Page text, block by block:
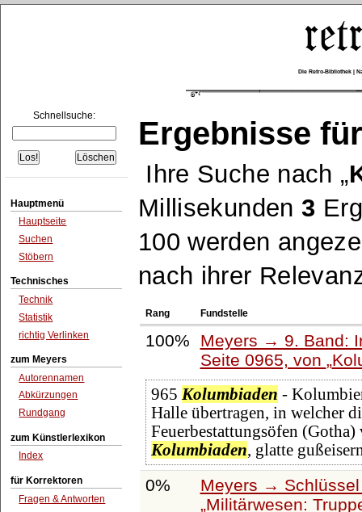
Die Retro-Bibliothek |
Schnellsuche:
Hauptmenü
Hauptseite
Suchen
Stöbern
Technisches
Technik
Statistik
richtig Verlinken
zum Meyers
Autorennamen
Abkürzungen
Rundgang
zum Künstlerlexikon
Index
für Korrektoren
Fragen & Antworten
Ergebnisse
Ihre Suche nach
Millisekunden3
100 werden
nach ihrer
Rang Fundstelle
100%
Meyers → 9. Band:
Seite 0965, von
965 Kolumbiaden -
Halle übertragen, in welcher
Feuerbestattungsöfen
Kolumbiaden, glatte
0%
Meyers →
Militärwesen: